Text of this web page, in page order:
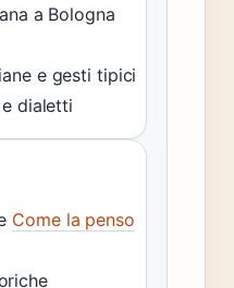
a Bologna
e gesti tipici
dialetti
Come la penso